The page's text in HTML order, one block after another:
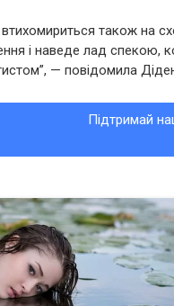
також на
і наведе лад
— повідомила
Підтримай